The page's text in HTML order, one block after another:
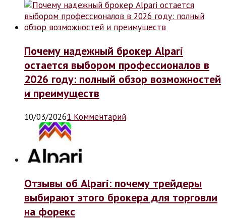
Почему надежный брокер Alpari
остается выбором профессионалов в
2026 году: полный обзор возможностей
и преимуществ
10/03/20261 Комментарий
Отзывы об Alpari: почему трейдеры
выбирают этого брокера для торговли
на форекс